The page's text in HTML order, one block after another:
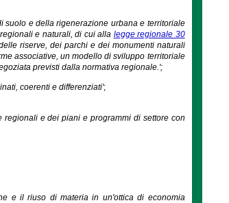
suolo e della rigenerazione urbana e territoriale
e naturali, di cui alla legge regionale 30
riserve, dei parchi e dei monumenti naturali
associative, un modello di sviluppo territoriale
previsti dalla normativa regionale.';
coerenti e differenziati';
e dei piani e programmi di settore con
e il riuso di materia in un'ottica di economia